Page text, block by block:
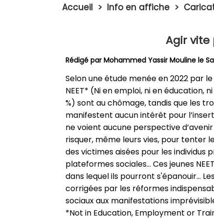
Accueil > Info en affiche >
Agir vite
Rédigé parMohammed Yassir Mouline le
Selon une étude menée en 2022 par
NEET* (Ni en emploi, ni en éducation,
%) sont au chômage, tandis que les
manifestent aucun intérêt pour
ne voient aucune perspective
risquer, même leurs vies, pour tenter
des victimes aisées pour les
plateformes sociales… Ces jeunes
dans lequel ils pourront s'épanouir…
corrigées par les réformes
sociaux aux manifestations
*Not in Education, Employment or